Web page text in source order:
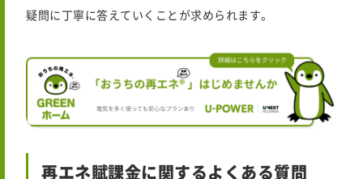
疑問に丁寧に答えていくことが求められます。
再エネ賦課金に関するよくある質問